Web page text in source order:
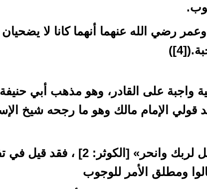
رضي الله عنهما أنهما كانا لا
[4]
)
واجبة على القادر، وهو مذهب أبي
قولي الإمام مالك وهو ما رجحه شيخ
1- قوله تعالى: «فصل لربك وانحر»
ومطلق الأمر للوجوب
أما القــرونُ فإنهــا لأبيكِ شعر عن